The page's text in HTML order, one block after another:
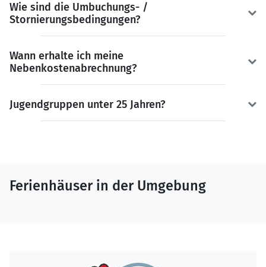
Wie sind die Umbuchungs- /
Stornierungsbedingungen?
Wann erhalte ich meine
Nebenkostenabrechnung?
Jugendgruppen unter 25 Jahren?
Ferienhäuser in der Umgebung